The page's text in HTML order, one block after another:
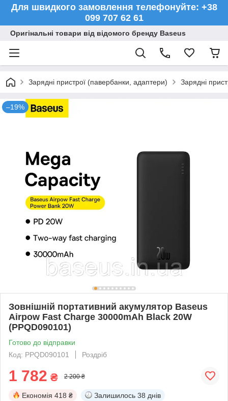
Для швидкого замовлення телефонуйте: +38
099 707 62 61
Оригінальні товари від відомого бренду Baseus
Зарядні пристрої (павербанки, адаптери) Зарядні
–19%
Зовнішній портативний акумулятор Baseus
Airpow Fast Charge 30000mAh Black 20W
(PPQD090101)
Готово до відправки
Код: PPQD090101
Роздріб
1 782 ₴ 2 200 ₴
Економія 418 ₴ Залишилось 38 днів